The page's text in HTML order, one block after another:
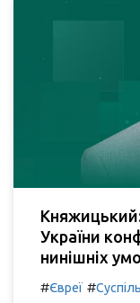
України
нинішніх
#Євреї #